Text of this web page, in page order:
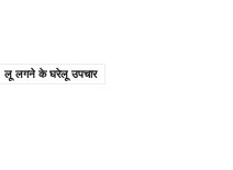
लू लगने के घरेलू उपचार